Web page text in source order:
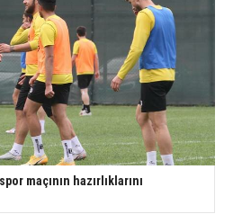
maçının hazırlıklarını